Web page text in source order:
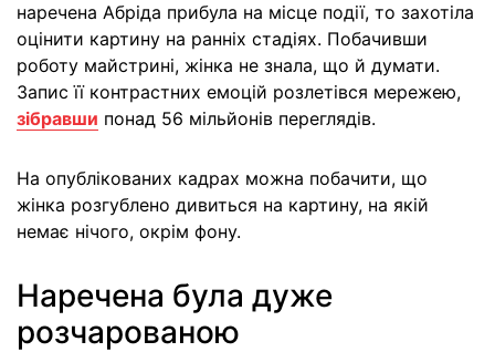
наречена Абріда прибула на місце події, то захотіла
оцінити картину на ранніх стадіях. Побачивши
роботу майстрині, жінка не знала, що й думати.
Запис її контрастних емоцій розлетівся мережею,
зібравши понад 56 мільйонів переглядів.
На опублікованих кадрах можна побачити, що
жінка розгублено дивиться на картину, на якій
немає нічого, окрім фону.
Наречена була дуже
розчарованою